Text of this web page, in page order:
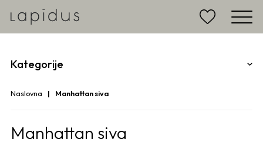
Kategorije
Naslovna Manhattan siva
Manhattan siva